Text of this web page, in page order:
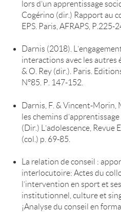
lors d’un apprentissage
Cogérino (dir.) Rapport au
EPS. Paris, AFRAPS, P.225-
Darnis (2018).
interactions avec les autres
& O. Rey (dir.). Paris.
N°85. P. 147-152.
Darnis, F. & Vincent-Morin,
les chemins
(Dir.) L’adolescence, Revue
(col.) p. 69-85.
La relation de conseil :
interlocutoire: Actes du
l’intervention en sport et
institutionnel, culture et
¡Analyse du conseil en